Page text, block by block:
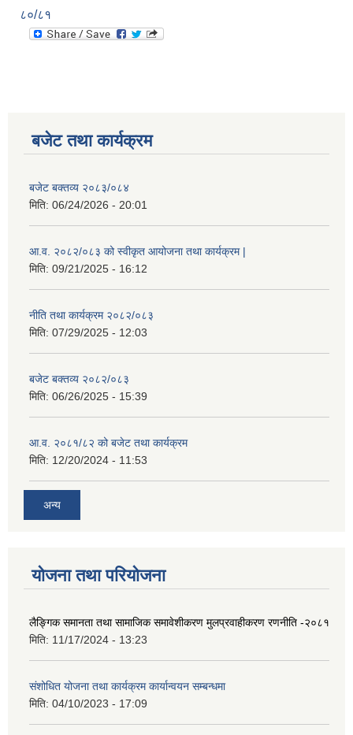
८०/८१
बजेट तथा कार्यक्रम
बजेट बक्तव्य २०८३/०८४
मिति: 06/24/2026 - 20:01
आ.व. २०८२/०८३ को स्वीकृत आयोजना तथा कार्यक्रम |
मिति: 09/21/2025 - 16:12
नीति तथा कार्यक्रम २०८२/०८३
मिति: 07/29/2025 - 12:03
बजेट बक्तव्य २०८२/०८३
मिति: 06/26/2025 - 15:39
आ.व. २०८१/८२ को बजेट तथा कार्यक्रम
मिति: 12/20/2024 - 11:53
अन्य
योजना तथा परियोजना
लैङ्गिक समानता तथा सामाजिक समावेशीकरण मुलप्रवाहीकरण रणनीति -२०८१
मिति: 11/17/2024 - 13:23
संशोधित योजना तथा कार्यक्रम कार्यान्वयन सम्बन्धमा
मिति: 04/10/2023 - 17:09